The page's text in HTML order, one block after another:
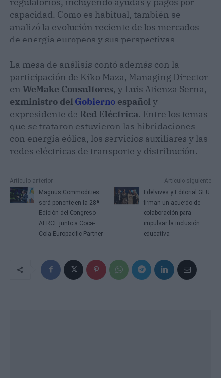
capacidad. Como es habitual, también se
analizó la evolución reciente de los mercados
de energía europeos y sus perspectivas.
La mesa de análisis contó además con la
participación de Kiko Maza, Managing Director
en WeMake Consultores, y Luis Atienza Serna,
exministro del Gobierno español y
expresidente de Red Eléctrica. Entre los temas
que se trataron estuvieron las hibridaciones
con energía eólica, los servicios auxiliares y las
redes eléctricas de transporte y distribución.
Artículo anterior
Magnus Commodities
será ponente en la 28ª
Edición del Congreso
AERCE junto a Coca-
Cola Europacific Partner
Artículo siguiente
Edelvives y Editorial GEU
firman un acuerdo de
colaboración para
impulsar la inclusión
educativa